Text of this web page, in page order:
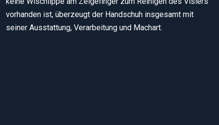
vorhanden ist, überzeugt der Handschuh insgesamt mit
seiner Ausstattung, Verarbeitung und Machart.